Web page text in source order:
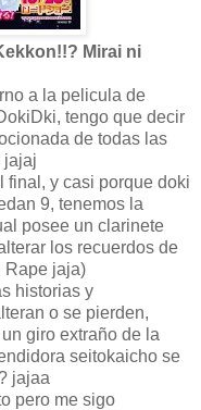
Mirai ni
a la pelicula de
tengo que decir
de todas las
jajaj
final, y casi porque doki
9, tenemos la
posee un clarinete
los recuerdos de
Rape jaja)
historias y
o se pierden,
giro extraño de la
seitokaicho se
jajaa
pero me sigo